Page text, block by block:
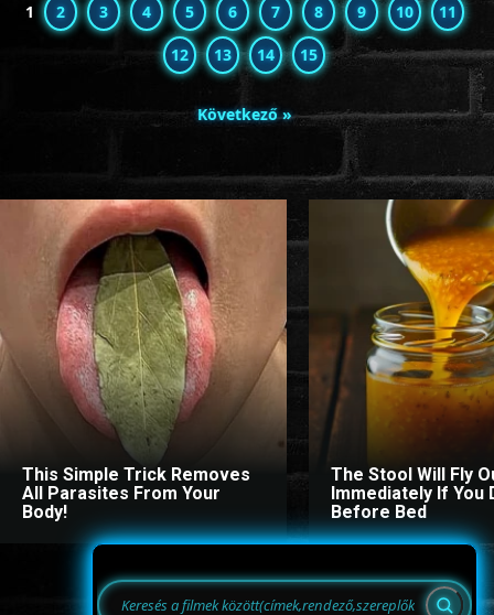
1 2 3 4 5 6 7 8 9 10 11
12 13 14 15
Következő »
This Simple Trick Removes
All Parasites From Your
Body!
The Stool Will Fly
Immediately If You
Before Bed